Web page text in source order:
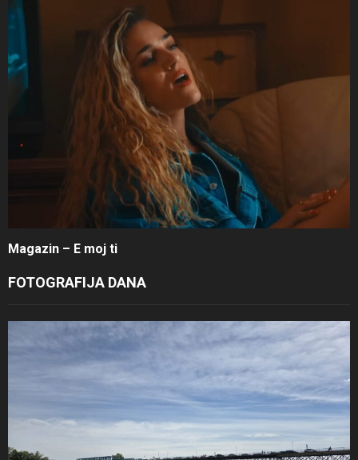
Magazin – E moj ti
FOTOGRAFIJA DANA